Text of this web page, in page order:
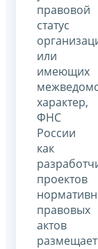
правовой
статус
или
имеющих
характер,
ФНС
России
как
проектов
правовых
актов
размещает